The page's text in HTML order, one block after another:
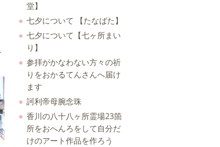
堂】
七夕について 【たなばた】
七夕について【七ヶ所まい
り】
参拝がかなわない方々の祈
りをおかるてんさんへ届け
ます
訶利帝母腕念珠
香川の八十八ヶ所霊場23箇
所をおへんろをして自分だ
けのアート作品を作ろう